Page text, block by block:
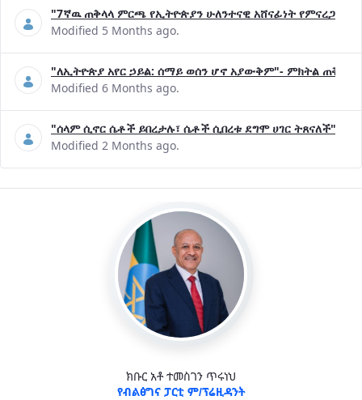
"7ኛዉ ጠቅላላ ምርጫ የኢትዮጵያን ሁለንተናዊ አሸናፊነት
Modified 5 Months ago.
"ለኢትዮጵያ አየር ኃይል: ሰማይ ወሰን ሆኖ አያውቅም"- ምክትል ጠቅላይ
Modified 6 Months ago.
"ሰላም ሲኖር ሴቶች ይበረታሉ፣ ሴቶች ሲበረቱ ደግሞ ሀገር ትጸናለች"-
Modified 2 Months ago.
ክቡር አቶ ተመስገን ጥሩነህ
የብልፅግና ፓርቲ ም/ፕሬዚዳንት